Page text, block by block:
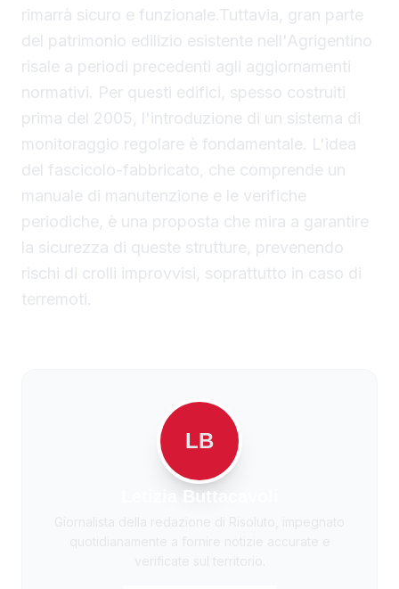
rimarrà sicuro e funzionale.Tuttavia, gran parte
del patrimonio edilizio esistente nell'Agrigentino
risale a periodi precedenti agli aggiornamenti
normativi. Per questi edifici, spesso costruiti
prima del 2005, l'introduzione di un sistema di
monitoraggio regolare è fondamentale. L'idea
del fascicolo-fabbricato, che comprende un
manuale di manutenzione e le verifiche
periodiche, è una proposta che mira a garantire
la sicurezza di queste strutture, prevenendo
rischi di crolli improvvisi, soprattutto in caso di
terremoti.
LB
Letizia Buttacavoli